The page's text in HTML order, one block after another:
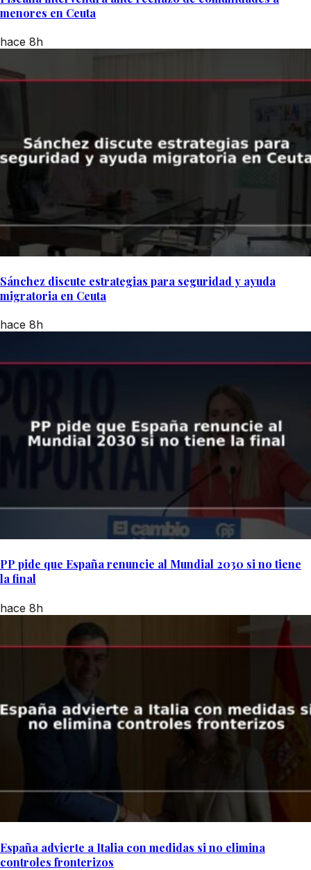
menores en Ceuta
hace 8h
Sánchez discute estrategias para seguridad y ayuda
migratoria en Ceuta
hace 8h
PP pide que España renuncie al Mundial 2030 si no tiene
la final
hace 8h
España advierte a Italia con medidas si no elimina
controles fronterizos